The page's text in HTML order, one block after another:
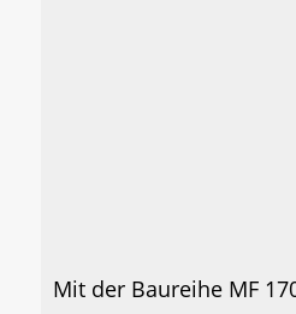
Mit der Baureihe MF